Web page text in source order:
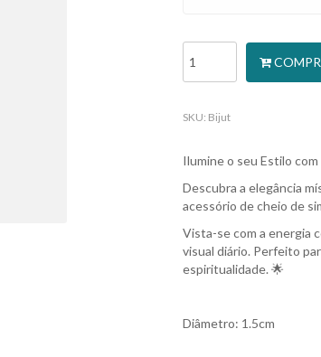
SKU: Bijut
Ilumine o seu Estilo
Descubra a elegância
acessório de cheio de
Vista-se com a energia
visual diário. Perfeito
espiritualidade. 🌟
Diâmetro: 1.5cm